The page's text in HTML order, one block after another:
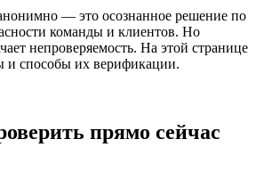
— это осознанное решение по
команды и клиентов. Но
непроверяемость. На этой странице
способы их верификации.
прямо сейчас